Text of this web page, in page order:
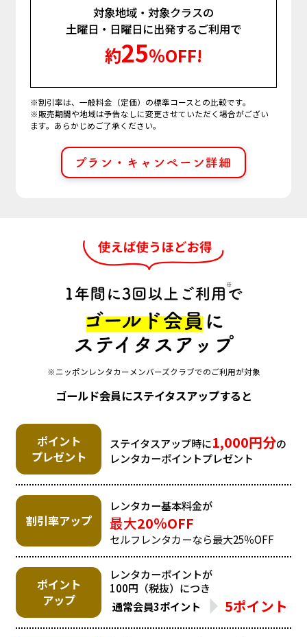
対象地域・対象クラスの
土曜日・日曜日に出発するご利用で
約25％OFF!
※割引率は、一般料金（定価）の標準コースとの比較です。
※販売期間や地域は予告なしに変更させていただく場合がござい
ます。あらかじめご了承ください。
※ニッポンレンタカーメンバーズクラブでのご利用が対象
ゴールド会員にステイタスアップすると
ポイント
プレゼント
ステイタスアップ時に1,000円分の
レンタカーポイントプレゼント
割引率アップ
レンタカー基本料金が
最大20％OFF
セルフレンタカーなら最大25％OFF
ポイント
アップ
レンタカーポイントが
100円（税抜）につき
通常会員3ポイント 5ポイント